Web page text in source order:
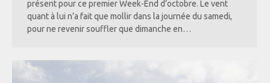
présent pour ce premier Week-End d’octobre. Le vent
quant à lui n’a fait que mollir dans la journée du samedi,
pour ne revenir souffler que dimanche en…